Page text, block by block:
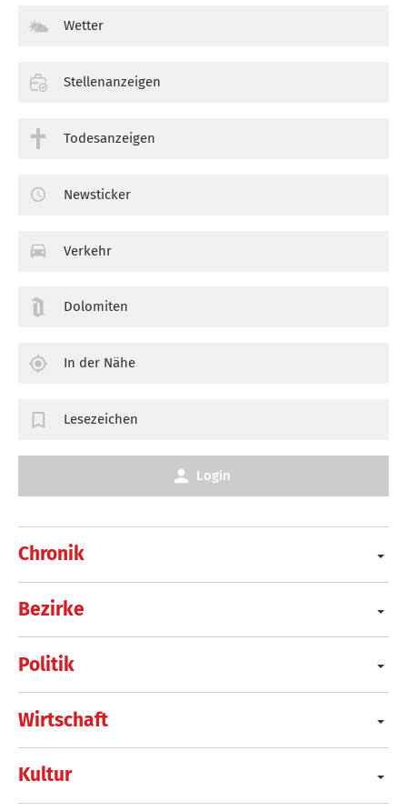
Chronik
Bezirke
Politik
Wirtschaft
Kultur
Wetter
Stellenanzeigen
Todesanzeigen
Newsticker
Verkehr
Dolomiten
In der Nähe
Lesezeichen
Login